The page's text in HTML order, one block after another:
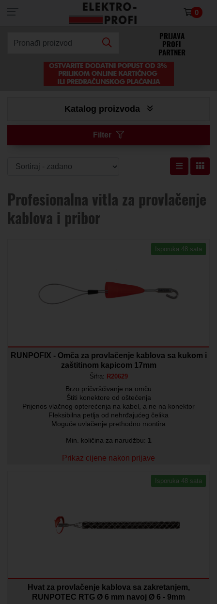
×
0
Pronađi proizvod
PRIJAVA
PROFI
PARTNER
Katalog proizvoda
Filter
Profesionalna vitla za provlačenje
kablova i pribor
Isporuka 48 sata
RUNPOFIX - Omča za provlačenje kablova sa kukom i
zaštitinom kapicom 17mm
Šifra: R20629
Brzo pričvršćivanje na omču
Štiti konektore od oštećenja
Prijenos vlačnog opterećenja na kabel, a ne na konektor
Fleksibilna petlja od nehrđajućeg čelika
Moguće uvlačenje prethodno montira
Min. količina za narudžbu: 1
Prikaz cijene nakon prijave
Isporuka 48 sata
Hvat za provlačenje kablova sa zakretanjem,
RUNPOTEC RTG Ø 6 mm navoj Ø 6 - 9mm